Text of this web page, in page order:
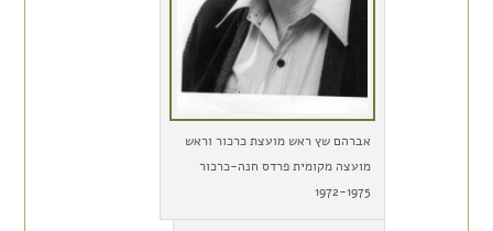
אברהם שץ ראש מועצת כרכור וראש
מועצה מקומית פרדס חנה-כרכור
1972-1975